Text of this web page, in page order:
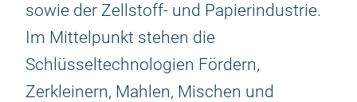
sowie der Zellstoff- und Papierindustrie.
Im Mittelpunkt stehen die
Schlüsseltechnologien Fördern,
Zerkleinern, Mahlen, Mischen und